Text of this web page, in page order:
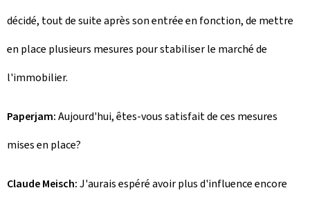
décidé, tout de suite après son entrée en fonction, de mettre
en place plusieurs mesures pour stabiliser le marché de
l'immobilier.
Paperjam:Aujourd'hui, êtes-vous satisfait de ces mesures
mises en place?
Claude Meisch:J'aurais espéré avoir plus d'influence encore